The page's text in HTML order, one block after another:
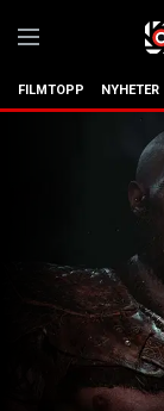
FILMTOPP NYHETER